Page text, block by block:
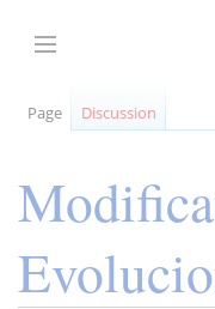
au Afficher / masquer la barre latérale
Page Discussion